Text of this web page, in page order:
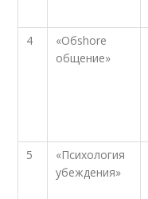
4
«Обshore
общение»
5
«Психология
убеждения»